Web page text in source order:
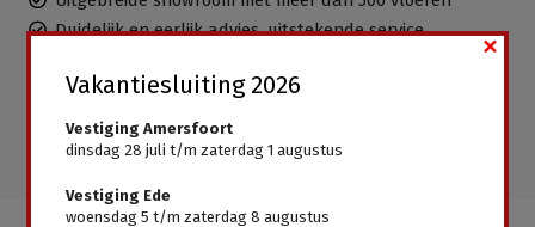
Duidelijk en eerlijk advies, uitstekende service
Ervaren parketteurs in dienst, inclusief leggen mogelijk
Gratis advies aan huis
Alle vloeren direct leverbaar, geen wachttijden
Vakantiesluiting 2026
Vestiging Amersfoort
dinsdag 28 juli t/m zaterdag 1 augustus
Vestiging Ede
woensdag 5 t/m zaterdag 8 augustus
×